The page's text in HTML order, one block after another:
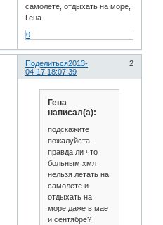
самолете, отдыхать на море,
Гена
0
Поделиться 2
2013-
04-17 18:07:39
Гена
написал(а):
подскажите
пожалуйста-
правда ли что
больным хмл
нельзя летать на
самолете и
отдыхать на
море даже в мае
и сентябре?